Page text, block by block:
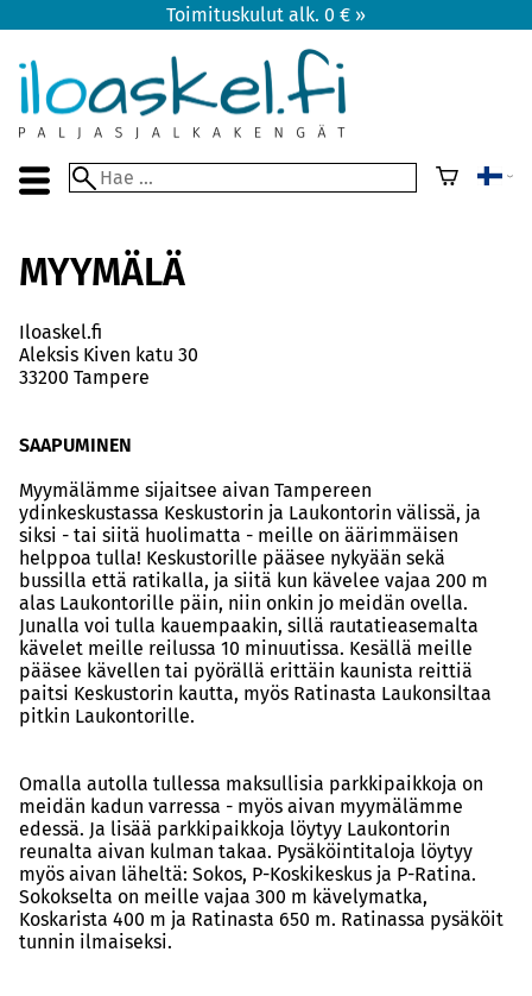
Toimituskulut alk. 0 € »
MYYMÄLÄ
Iloaskel.fi
Aleksis Kiven katu 30
33200 Tampere
SAAPUMINEN
Myymälämme sijaitsee aivan Tampereen
ydinkeskustassa Keskustorin ja Laukontorin välissä, ja
siksi - tai siitä huolimatta - meille on äärimmäisen
helppoa tulla! Keskustorille pääsee nykyään sekä
bussilla että ratikalla, ja siitä kun kävelee vajaa 200 m
alas Laukontorille päin, niin onkin jo meidän ovella.
Junalla voi tulla kauempaakin, sillä rautatieasemalta
kävelet meille reilussa 10 minuutissa. Kesällä meille
pääsee kävellen tai pyörällä erittäin kaunista reittiä
paitsi Keskustorin kautta, myös Ratinasta Laukonsiltaa
pitkin Laukontorille.
Omalla autolla tullessa maksullisia parkkipaikkoja on
meidän kadun varressa - myös aivan myymälämme
edessä. Ja lisää parkkipaikkoja löytyy Laukontorin
reunalta aivan kulman takaa. Pysäköintitaloja löytyy
myös aivan läheltä: Sokos, P-Koskikeskus ja P-Ratina.
Sokokselta on meille vajaa 300 m kävelymatka,
Koskarista 400 m ja Ratinasta 650 m. Ratinassa pysäköit
tunnin ilmaiseksi.